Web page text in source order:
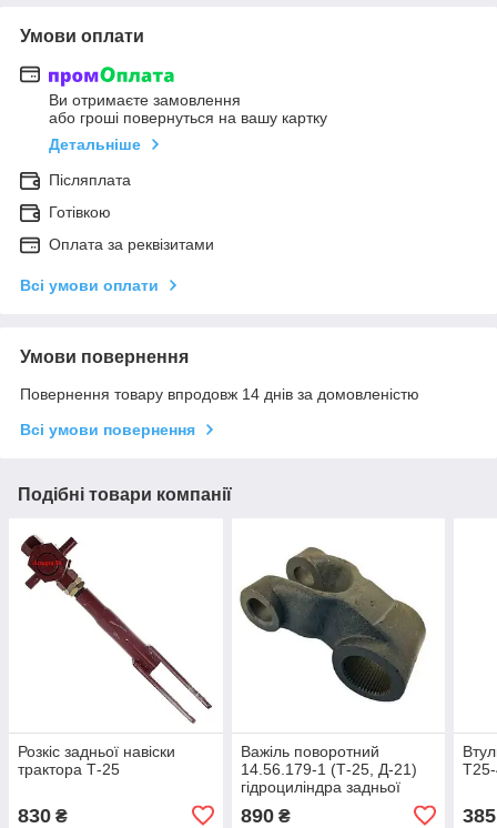
Умови оплати
Ви отримаєте замовлення
або гроші повернуться на вашу картку
Детальніше
Післяплата
Готівкою
Оплата за реквізитами
Всі умови оплати
Умови повернення
Повернення товару впродовж 14 днів за домовленістю
Всі умови повернення
Подібні товари компанії
Розкіс задньої навіски
трактора Т-25
830 ₴
Важіль поворотний
14.56.179-1 (Т-25, Д-21)
гідроциліндра задньої
890₴ 385